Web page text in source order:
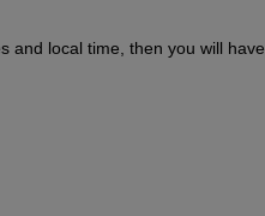
and local time, then you will have